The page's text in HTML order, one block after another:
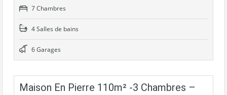
7 Chambres
4 Salles de bains
6 Garages
Maison En Pierre 110m² -3 Chambres –